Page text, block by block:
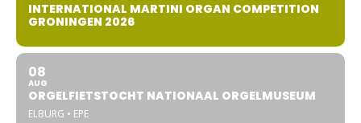
INTERNATIONAL MARTINI ORGAN COMPETITION
GRONINGEN 2026
08
AUG
ORGELFIETSTOCHT NATIONAAL ORGELMUSEUM
ELBURG • EPE